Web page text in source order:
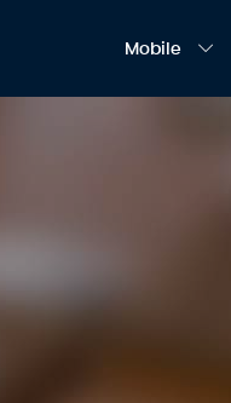
Mobile